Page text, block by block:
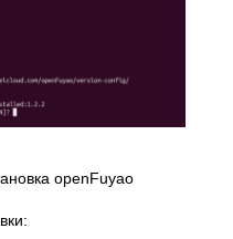
openFuyao